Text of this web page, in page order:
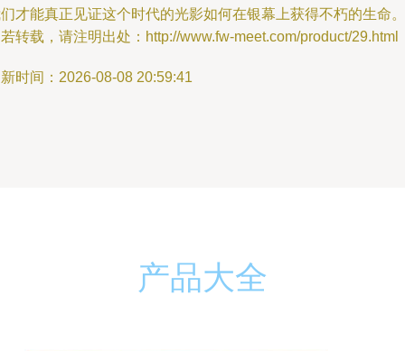
才能真正见证这个时代的光影如何在银幕上获得不朽的生命。
转载，请注明出处：http://www.fw-meet.com/product/29.html
时间：2026-08-08 20:59:41
产品大全